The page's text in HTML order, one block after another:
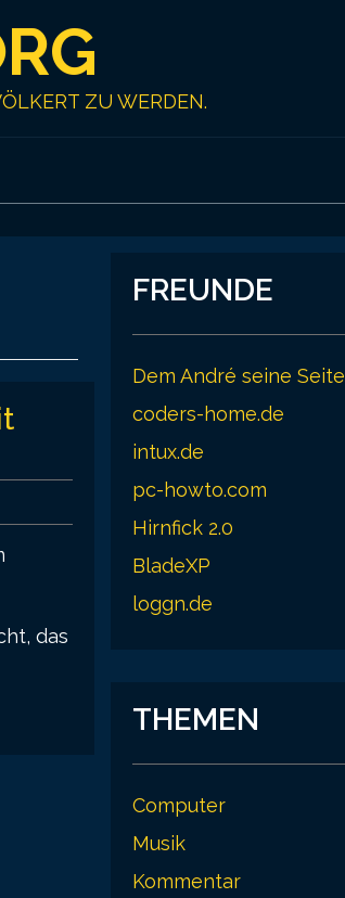
ZU WERDEN.
das
FREUNDE
Dem André seine Seite
coders-home.de
intux.de
pc-howto.com
Hirnfick 2.0
BladeXP
loggn.de
THEMEN
Computer
Musik
Kommentar